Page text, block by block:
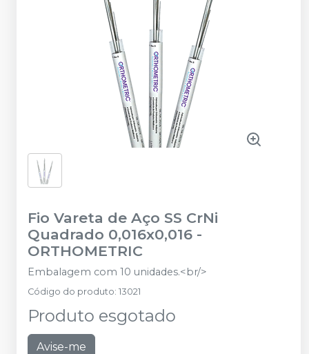
Fio Vareta de Aço SS CrNi
Quadrado 0,016x0,016 -
ORTHOMETRIC
Embalagem com 10 unidades.<br/>
Código do produto: 13021
Produto esgotado
Avise-me